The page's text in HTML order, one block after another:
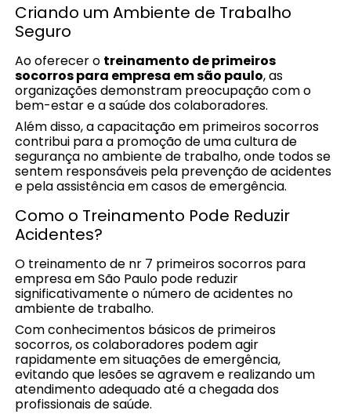
Criando um Ambiente de Trabalho
Seguro
Ao oferecer o treinamento de primeiros
socorros para empresa em são paulo, as
organizações demonstram preocupação com o
bem-estar e a saúde dos colaboradores.
Além disso, a capacitação em primeiros socorros
contribui para a promoção de uma cultura de
segurança no ambiente de trabalho, onde todos se
sentem responsáveis pela prevenção de acidentes
e pela assistência em casos de emergência.
Como o Treinamento Pode Reduzir
Acidentes?
O treinamento de nr 7 primeiros socorros para
empresa em São Paulo pode reduzir
significativamente o número de acidentes no
ambiente de trabalho.
Com conhecimentos básicos de primeiros
socorros, os colaboradores podem agir
rapidamente em situações de emergência,
evitando que lesões se agravem e realizando um
atendimento adequado até a chegada dos
profissionais de saúde.